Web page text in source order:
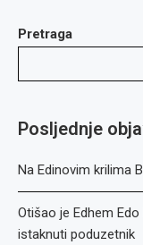
Pretraga
Posljednje
Na Edinovim krilima
Otišao je Edhem
istaknuti poduzetnik